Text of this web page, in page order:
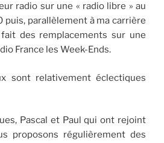
radio sur une « radio libre » au
puis, parallèlement à ma carrière
fait des remplacements sur une
France les Week-Ends.
sont relativement éclectiques
Pascal et Paul qui ont rejoint
proposons régulièrement des